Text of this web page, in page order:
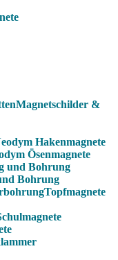
Magnetschilder &
Hakenmagnete
Ösenmagnete
Bohrung
Topfmagnete